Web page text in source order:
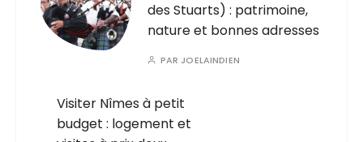
des Stuarts) : patrimoine,
nature et bonnes adresses
PAR JOELAINDIEN
Visiter Nîmes à petit
budget : logement et